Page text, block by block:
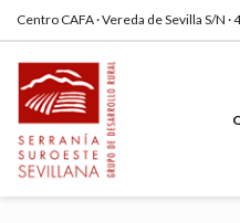
Centro CAFA · Vereda de Sevilla S/N